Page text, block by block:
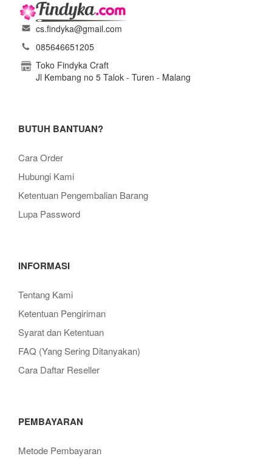
cs.findyka@gmail.com
085646651205
Toko Findyka Craft
Jl Kembang no 5 Talok - Turen - Malang
BUTUH BANTUAN?
Cara Order
Hubungi Kami
Ketentuan Pengembalian Barang
Lupa Password
INFORMASI
Tentang Kami
Ketentuan Pengiriman
Syarat dan Ketentuan
FAQ (Yang Sering Ditanyakan)
Cara Daftar Reseller
PEMBAYARAN
Metode Pembayaran